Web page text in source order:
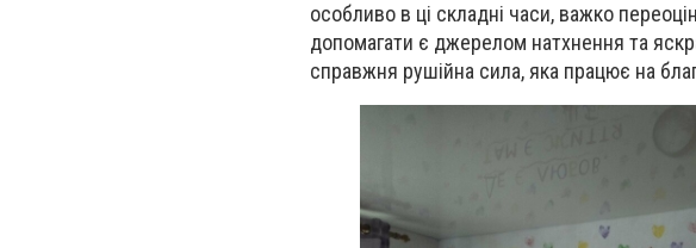
особливо в ці складні часи, важко
допомагати є джерелом натхнення та
справжня рушійна сила, яка працює на